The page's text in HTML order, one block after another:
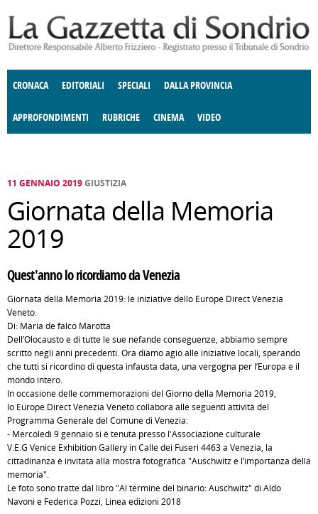
CRONACA EDITORIALI SPECIALI DALLA PROVINCIA
APPROFONDIMENTI
E SPETTACOLI POLITICA
RUBRICHE
DELLE IDEE FATTI DELLO SPIRITO
CINEMA VIDEO
11 GENNAIO 2019GIUSTIZIA
Giornata della Memoria
2019
Quest'anno lo ricordiamo da Venezia
Giornata della Memoria 2019: le iniziative dello Europe Direct Venezia
Veneto.
Di: Maria de falco Marotta
Dell’Olocausto e di tutte le sue nefande conseguenze, abbiamo sempre
scritto negli anni precedenti. Ora diamo agio alle iniziative locali, sperando
che tutti si ricordino di questa infausta data, una vergogna per l’Europa e il
mondo intero.
In occasione delle commemorazioni del Giorno della Memoria 2019,
lo Europe Direct Venezia Veneto collabora alle seguenti attività del
Programma Generale del Comune di Venezia:
- Mercoledì 9 gennaio si è tenuta presso l'Associazione culturale
V.E.G Venice Exhibition Gallery in Calle dei Fuseri 4463 a Venezia, la
cittadinanza è invitata alla mostra fotografica "Auschwitz e l’importanza della
memoria".
Le foto sono tratte dal libro "Al termine del binario: Auschwitz" di Aldo
Navoni e Federica Pozzi, Linea edizioni 2018